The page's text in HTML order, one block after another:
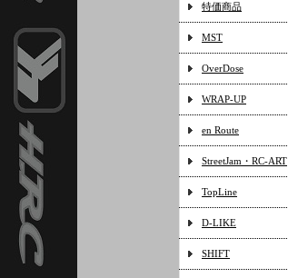
特価商品
MST
OverDose
WRAP-UP
en Route
StreetJam・RC-ART
TopLine
D-LIKE
SHIFT